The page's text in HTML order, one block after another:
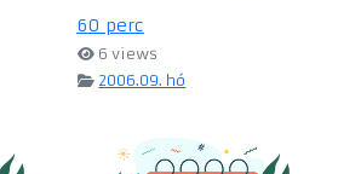
60 perc
6 views
2006.09. hó